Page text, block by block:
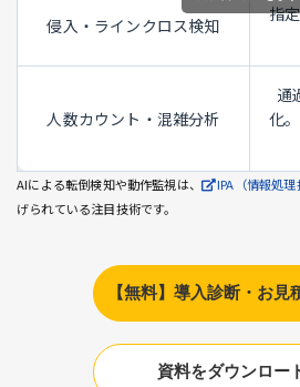
侵入・ラインクロス検知
指
人数カウント・混雑分析
通
化
AIによる転倒検知や動作監視は、 IPA（情報処理
げられている注目技術です。
【無料】導入診断・お見
資料をダウンロー